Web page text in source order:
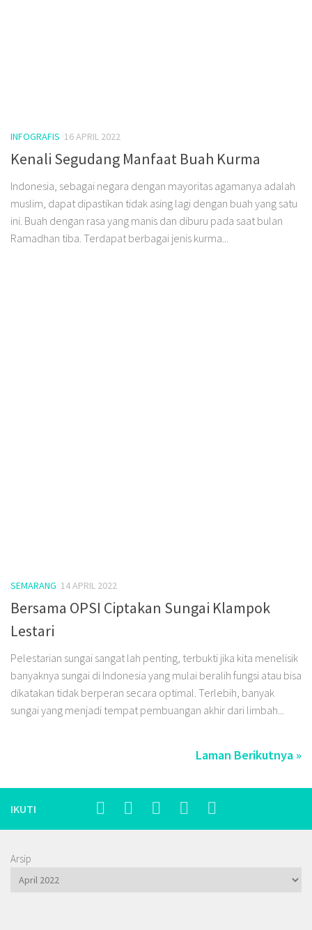
INFOGRAFIS 16 APRIL 2022
Kenali Segudang Manfaat Buah Kurma
Indonesia, sebagai negara dengan mayoritas agamanya adalah
muslim, dapat dipastikan tidak asing lagi dengan buah yang satu
ini. Buah dengan rasa yang manis dan diburu pada saat bulan
Ramadhan tiba. Terdapat berbagai jenis kurma...
SEMARANG 14 APRIL 2022
Bersama OPSI Ciptakan Sungai Klampok
Lestari
Pelestarian sungai sangat lah penting, terbukti jika kita menelisik
banyaknya sungai di Indonesia yang mulai beralih fungsi atau bisa
dikatakan tidak berperan secara optimal. Terlebih, banyak
sungai yang menjadi tempat pembuangan akhir dari limbah...
Laman Berikutnya »
IKUTI
Arsip